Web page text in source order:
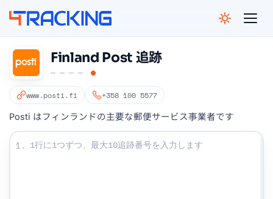
Finland Post 追跡
www.posti.fi +358 100 5577
Posti はフィンランドの主要な郵便サービス事業者です
追跡番号を入力してください：
1.